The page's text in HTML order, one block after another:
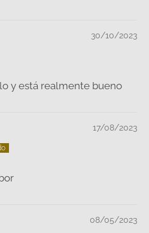
30/10/2023
y está realmente bueno
17/08/2023
08/05/2023